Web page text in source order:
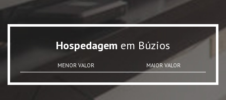
Hospedagem em Búzios
MENOR VALOR MAIOR VALOR